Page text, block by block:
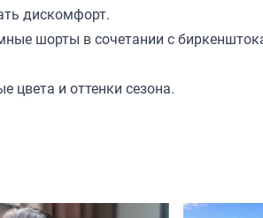
дискомфорт.
шорты в сочетании с
цвета и оттенки сезона.